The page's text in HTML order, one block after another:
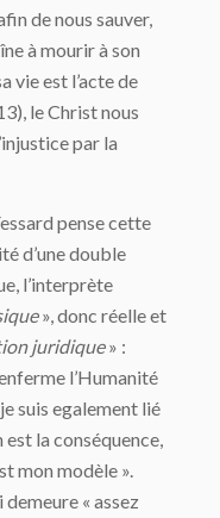
de nous sauver,
à mourir à son
vie est l’acte de
le Christ nous
par la
pense cette
d’une double
l’interprète
», donc réelle et
juridique» :
l’Humanité
suis egalement lié
est la conséquence,
mon modèle ».
« assez